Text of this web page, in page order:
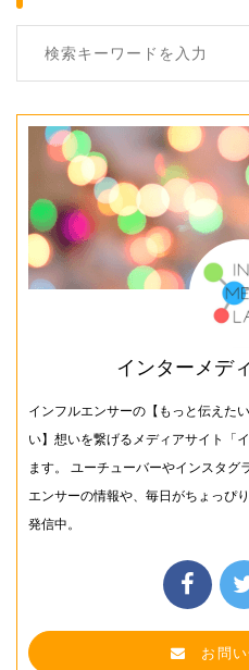
インターメデ
インフルエンサーの【もっと伝えた
い】想いを繋げるメディアサイト「
ます。 ユーチューバーやインスタ
エンサーの情報や、毎日がちょっぴ
発信中。
お問い